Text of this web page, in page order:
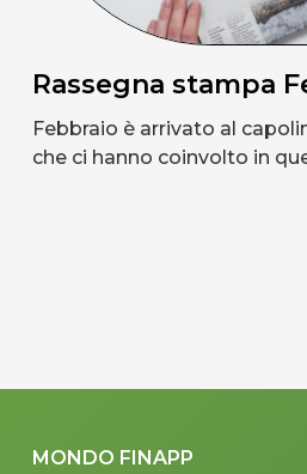
Rassegna stampa
Febbraio è arrivato al
che ci hanno coinvolto in
MONDO FINAPP